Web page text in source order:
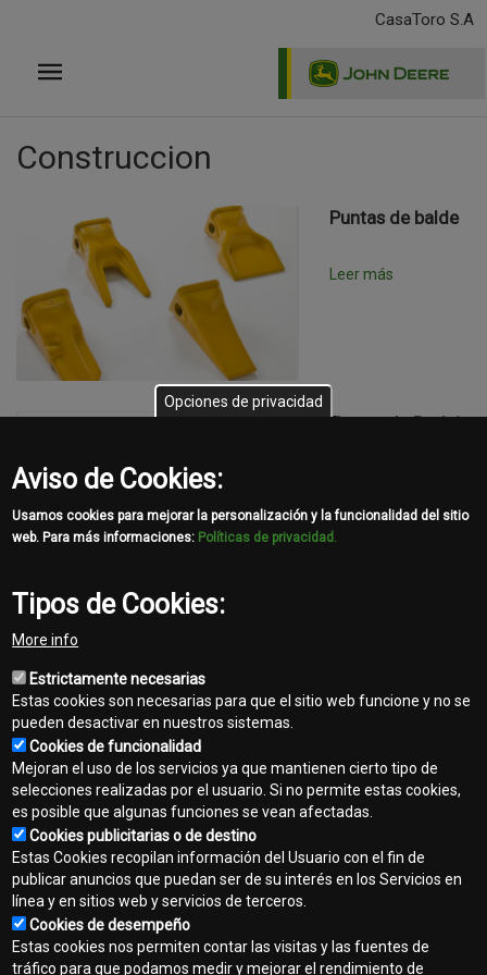
principal
CasaToro S.A
Construccion
Puntas de balde
Leer más
Trenes de Rodaje
rodaje, todo lo que
necesita recordar
respalda mejor.
Footer
Contacto
Mapa del sitio
Opciones de privacidad
Aviso de Cookies:
Usamos cookies para mejorar la personalización y la funcionalidad del sitio
web. Para más informaciones: Políticas de privacidad.
Tipos de Cookies:
More info
Estrictamente necesarias
Estas cookies son necesarias para que el sitio web funcione y no se
pueden desactivar en nuestros sistemas.
Cookies de funcionalidad
Mejoran el uso de los servicios ya que mantienen cierto tipo de
selecciones realizadas por el usuario. Si no permite estas cookies,
es posible que algunas funciones se vean afectadas.
Cookies publicitarias o de destino
Estas Cookies recopilan información del Usuario con el fin de
publicar anuncios que puedan ser de su interés en los Servicios en
línea y en sitios web y servicios de terceros.
Cookies de desempeño
Estas cookies nos permiten contar las visitas y las fuentes de
tráfico para que podamos medir y mejorar el rendimiento de